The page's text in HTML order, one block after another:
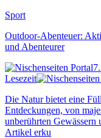
Sport
Outdoor-Abenteuer:
und Abenteurer
Lesezeit
Die Natur bietet eine
Entdeckungen, von
unberührten
Artikel erku